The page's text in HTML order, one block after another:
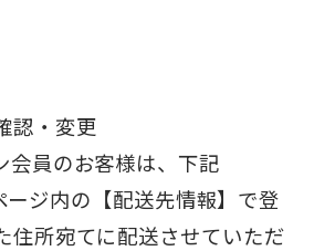
認・変更
会員のお客様は、下記
ージ内の【配送先情報】で登
住所宛てに配送させていただ